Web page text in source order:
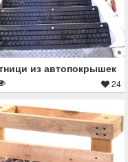
из автопокрышек
24